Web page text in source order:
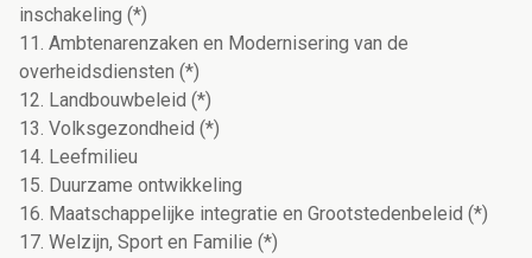
inschakeling (*)
11. Ambtenarenzaken en Modernisering van de
overheidsdiensten (*)
12. Landbouwbeleid (*)
13. Volksgezondheid (*)
14. Leefmilieu
15. Duurzame ontwikkeling
16. Maatschappelijke integratie en Grootstedenbeleid (*)
17. Welzijn, Sport en Familie (*)